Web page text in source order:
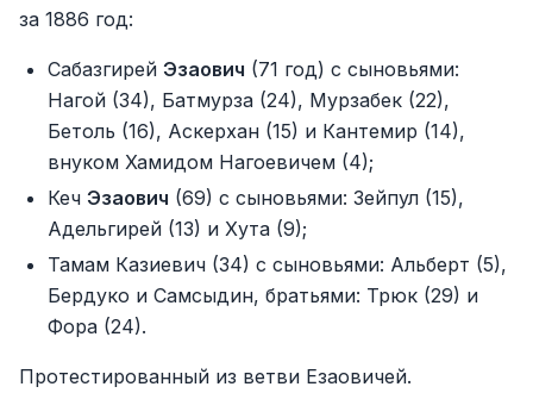
за 1886 год:
Сабазгирей Эзаович (71 год) с сыновьями:
Нагой (34), Батмурза (24), Мурзабек (22),
Бетоль (16), Аскерхан (15) и Кантемир (14),
внуком Хамидом Нагоевичем (4);
Кеч Эзаович (69) с сыновьями: Зейпул (15),
Адельгирей (13) и Хута (9);
Тамам Казиевич (34) с сыновьями: Альберт (5),
Бердуко и Самсыдин, братьями: Трюк (29) и
Фора (24).
Протестированный из ветви Езаовичей.